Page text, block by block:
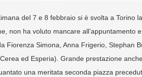
del 7 e 8 febbraio si è svolta a Torino
non ha voluto mancare
Fiorenza Simona, Anna Frigerio, Stephan
ed Esperia). Grande prestazione
una meritata seconda piazza